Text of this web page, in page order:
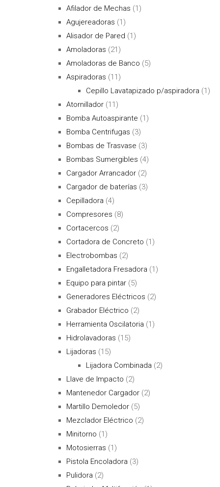
Afilador de Mechas (1)
Agujereadoras (1)
Alisador de Pared (1)
Amoladoras (21)
Amoladoras de Banco (5)
Aspiradoras (11)
Cepillo Lavatapizado p/aspiradora (1)
Atornillador (11)
Bomba Autoaspirante (1)
Bomba Centrifugas (3)
Bombas de Trasvase (3)
Bombas Sumergibles (4)
Cargador Arrancador (2)
Cargador de baterías (3)
Cepilladora (4)
Compresores (8)
Cortacercos (2)
Cortadora de Concreto (1)
Electrobombas (2)
Engalletadora Fresadora (1)
Equipo para pintar (5)
Generadores Eléctricos (2)
Grabador Eléctrico (2)
Herramienta Oscilatoria (1)
Hidrolavadoras (15)
Lijadoras (15)
Lijadora Combinada (2)
Llave de Impacto (2)
Mantenedor Cargador (2)
Martillo Demoledor (5)
Mezclador Eléctrico (2)
Minitorno (1)
Motosierras (1)
Pistola Encoladora (3)
Pulidora (2)